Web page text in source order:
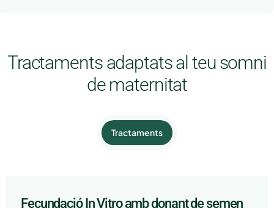
Tractaments adaptats al teu somni
de maternitat
Tractaments
Fecundació In Vitro amb donant de semen